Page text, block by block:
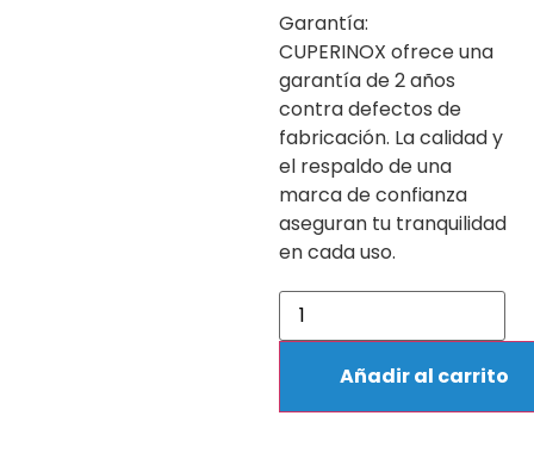
Garantía:
CUPERINOX ofrece una
garantía de 2 años
contra defectos de
fabricación. La calidad y
el respaldo de una
marca de confianza
aseguran tu tranquilidad
en cada uso.
Añadir al carrito